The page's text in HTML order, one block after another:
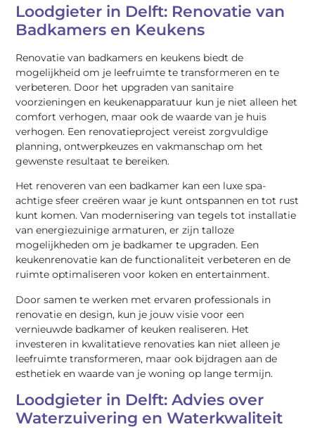
Loodgieter in Delft: Renovatie van
Badkamers en Keukens
Renovatie van badkamers en keukens biedt de
mogelijkheid om je leefruimte te transformeren en te
verbeteren. Door het upgraden van sanitaire
voorzieningen en keukenapparatuur kun je niet alleen het
comfort verhogen, maar ook de waarde van je huis
verhogen. Een renovatieproject vereist zorgvuldige
planning, ontwerpkeuzes en vakmanschap om het
gewenste resultaat te bereiken.
Het renoveren van een badkamer kan een luxe spa-
achtige sfeer creëren waar je kunt ontspannen en tot rust
kunt komen. Van modernisering van tegels tot installatie
van energiezuinige armaturen, er zijn talloze
mogelijkheden om je badkamer te upgraden. Een
keukenrenovatie kan de functionaliteit verbeteren en de
ruimte optimaliseren voor koken en entertainment.
Door samen te werken met ervaren professionals in
renovatie en design, kun je jouw visie voor een
vernieuwde badkamer of keuken realiseren. Het
investeren in kwalitatieve renovaties kan niet alleen je
leefruimte transformeren, maar ook bijdragen aan de
esthetiek en waarde van je woning op lange termijn.
Loodgieter in Delft: Advies over
Waterzuivering en Waterkwaliteit